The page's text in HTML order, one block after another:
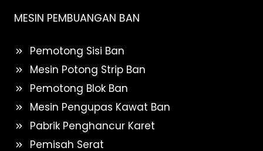
MESIN PEMBUANGAN BAN
Pemotong Sisi Ban
Mesin Potong Strip Ban
Pemotong Blok Ban
Mesin Pengupas Kawat Ban
Pabrik Penghancur Karet
Pemisah Serat